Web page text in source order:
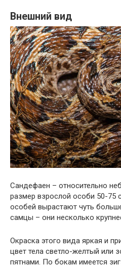
Внешний вид
Сандефаен – относительно
размер взрослой особи 50-75
особей вырастают чуть
самцы – они несколько
Окраска этого вида яркая и
цвет тела светло-желтый или
пятнами. По бокам имеется